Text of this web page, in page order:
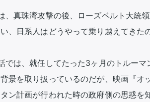
、真珠湾攻撃の後、ローズベルト大統
、日系人はどうやって乗り越えてきた
では、就任してたった3ヶ月のトルー
景を取り扱っているのだが、映画『オ
ン計画が行われた時の政府側の思惑を